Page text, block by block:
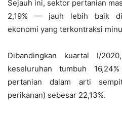
Sejauh ini, sektor pertanian
2,19% — jauh lebih baik
ekonomi yang terkontraksi
Dibandingkan kuartal I/
keseluruhan tumbuh
pertanian dalam arti
perikanan) sebesar 22,13%.